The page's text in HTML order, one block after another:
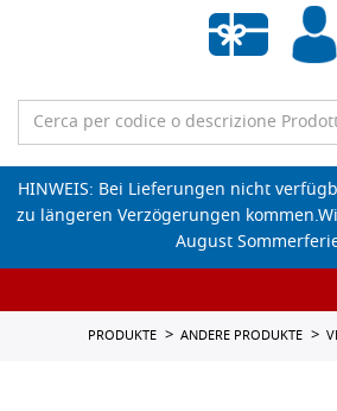
Wunschliste
HINWEIS: Bei Lieferungen nicht
zu längeren Verzögerungen
August
PRODUKTE ANDERE PRODUKTE